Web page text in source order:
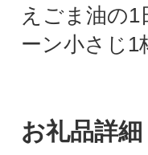
えごま油の
ーン小さじ1
お礼品詳細